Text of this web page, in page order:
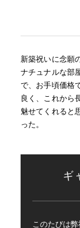
新築祝いに念願
ナチュナルな部
で、お手頃価格
良く、これから
魅せてくれると
った。
ギ
このたびは